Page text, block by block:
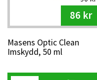
86 kr
Masens Optic Clean
Imskydd, 50 ml